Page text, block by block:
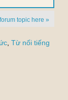
topic here »
, Từ nối tiếng